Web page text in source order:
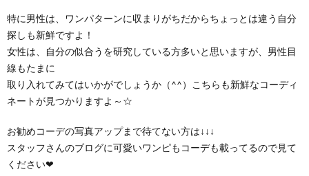
特に男性は、ワンパターンに収まりがちだからちょっとは違う自分
探しも新鮮ですよ！
女性は、自分の似合うを研究している方多いと思いますが、男性目
線もたまに
取り入れてみてはいかがでしょうか（^^）こちらも新鮮なコーディ
ネートが見つかりますよ～☆
お勧めコーデの写真アップまで待てない方は↓↓↓
スタッフさんのブログに可愛いワンピもコーデも載ってるので見て
ください❤